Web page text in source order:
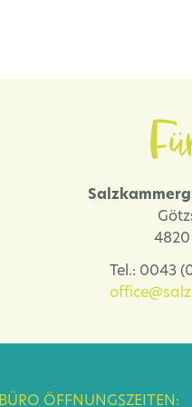
Tel.: 0043
BÜRO ÖFFNUNGSZEITEN: